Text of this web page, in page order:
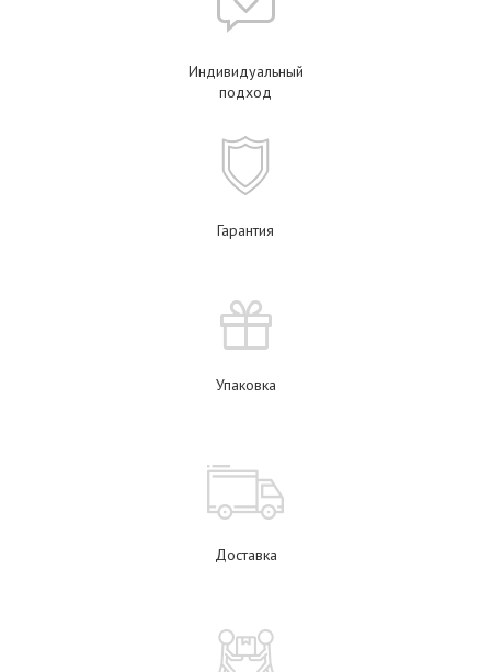
Индивидуальный
подход
Гарантия
Упаковка
Доставка